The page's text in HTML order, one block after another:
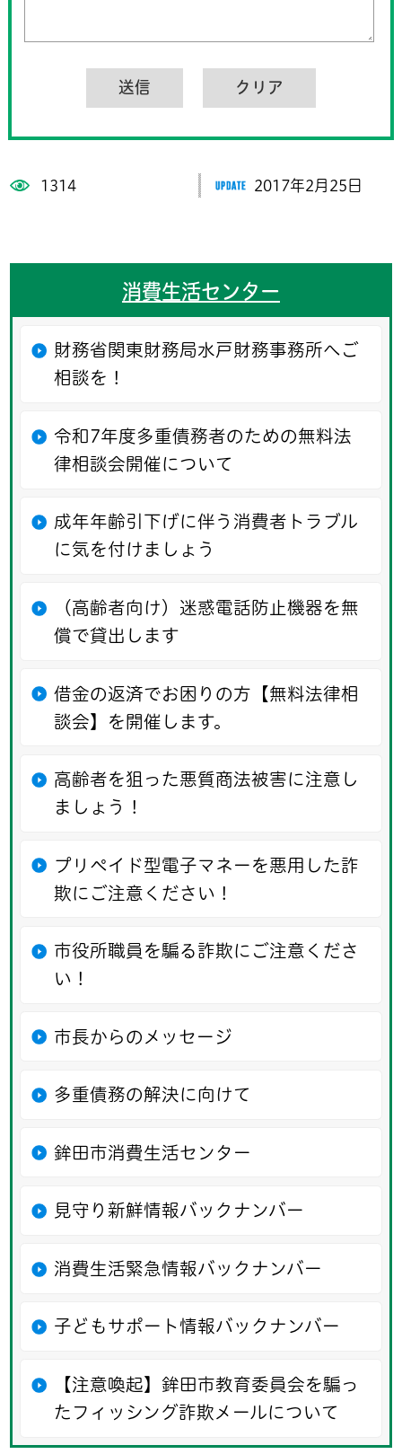
1314 2017年2月25日
消費生活センター
財務省関東財務局水戸財務事務所へご
相談を！
令和7年度多重債務者のための無料法
律相談会開催について
成年年齢引下げに伴う消費者トラブル
に気を付けましょう
（高齢者向け）迷惑電話防止機器を無
償で貸出します
借金の返済でお困りの方【無料法律相
談会】を開催します。
高齢者を狙った悪質商法被害に注意し
ましょう！
プリペイド型電子マネーを悪用した詐
欺にご注意ください！
市役所職員を騙る詐欺にご注意くださ
い！
市長からのメッセージ
多重債務の解決に向けて
鉾田市消費生活センター
見守り新鮮情報バックナンバー
消費生活緊急情報バックナンバー
子どもサポート情報バックナンバー
【注意喚起】鉾田市教育委員会を騙っ
たフィッシング詐欺メールについて